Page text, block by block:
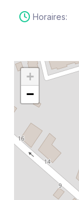
Horaires:
+
−